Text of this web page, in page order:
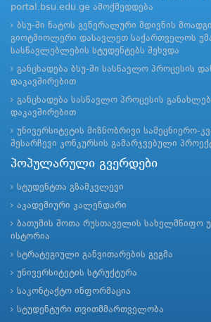
portal.bsu.edu.ge ამოქმედდება
ბსუ-ში ნატოს გენერალური მდივნის
გიოტმიოლერი დასავლეთ საქართველოს
სასწავლებლების სტუდენტებს შეხვდა
განცხადება ბსუ-ში სასწავლო პროცესის
დაკავშირებით
განცხადება სასწავლო პროცესის
დაკავშირებით
უნივერსიტეტის მიზნობრივი სამეცნიერო-
შესარჩევი კონკურსის გამარჯვებული
პოპულარული გვერდები
სტუდენტთა გზამკვლევი
აკადემიური კალენდარი
ბათუმის შოთა რუსთაველის სახელმწიფო
ისტორია
სტრატეგიული განვითარების გეგმა
უნივერსიტეტის სტრუქტურა
საკონტაქტო ინფორმაცია
სტუდენტური თვითმმართველობა